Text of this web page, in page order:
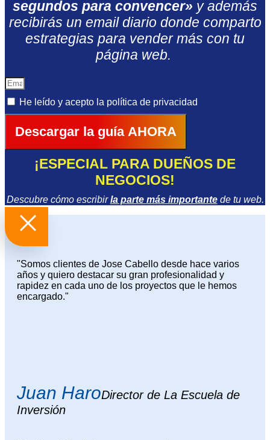
segundos para convencer» y además
recibirás un email diario donde comparto
estrategias para vender más con tu
página web.
He leído y acepto la política de privacidad
Descargar la guía AHORA
¡ESPECIAL PARA DUEÑOS DE
NEGOCIOS!
Descubre cómo escribirla parte más importantede tu web.
"Somos clientes de Jose Cabello desde hace varios
años y quiero destacar su gran profesionalidad y
rapidez en cada uno de los proyectos que le hemos
encargado."
Juan HaroDirector de La Escuela de
Inversión